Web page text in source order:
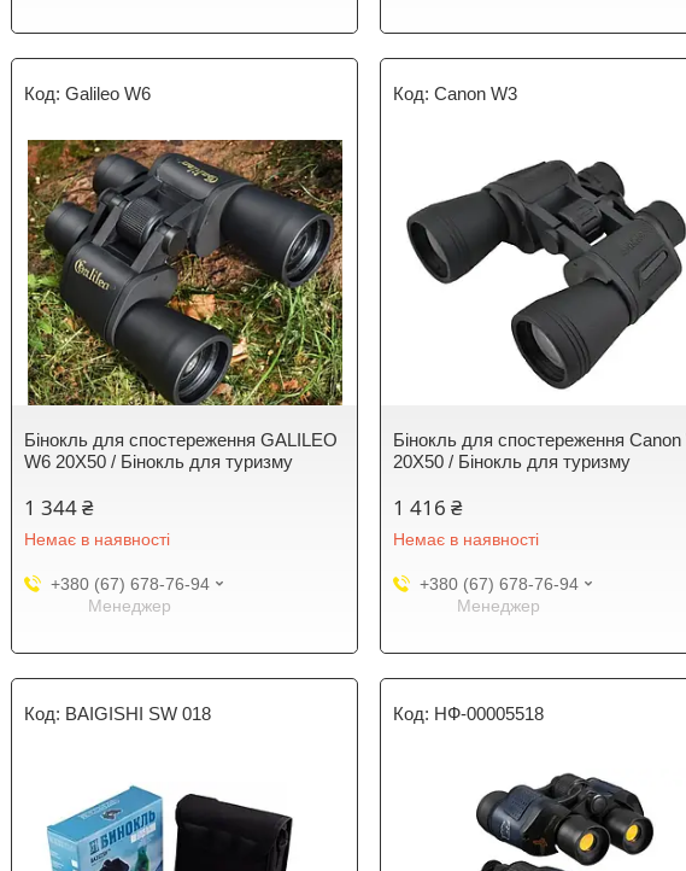
Galileo W6
Бінокль для спостереження GALILEO
W6 20X50 / Бінокль для туризму
1 344 ₴
Немає в наявності
+380 (67) 678-76-94
Менеджер
Canon W3
Бінокль для спостереження Canon
20X50 / Бінокль для туризму
1 416 ₴
Немає в наявності
+380 (67) 678-76-94
Менеджер
BAIGISHI SW 018 НФ-00005518